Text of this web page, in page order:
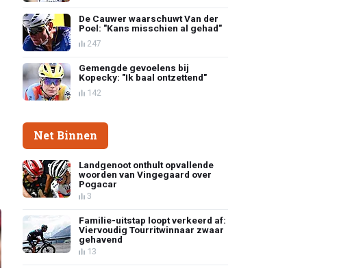
De Cauwer waarschuwt Van der
Poel: "Kans misschien al gehad"
247
Gemengde gevoelens bij
Kopecky: "Ik baal ontzettend"
142
Net Binnen
Landgenoot onthult opvallende
woorden van Vingegaard over
Pogacar
3
Familie-uitstap loopt verkeerd af:
Viervoudig Tourritwinnaar zwaar
gehavend
13